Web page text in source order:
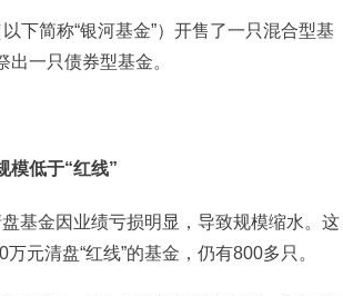
下简称“银河基金”）开售了一只混合型基
出一只债券型基金。
模低于“红线”
基金因业绩亏损明显，导致规模缩水。这
元清盘“红线”的基金，仍有800多只。